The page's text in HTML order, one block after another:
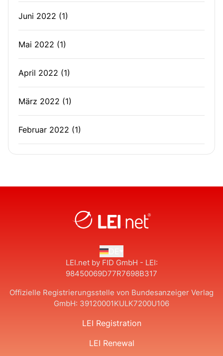
Juni 2022 (1)
Mai 2022 (1)
April 2022 (1)
März 2022 (1)
Februar 2022 (1)
LEI.net by FID GmbH - LEI:
98450069D77R7698B317
Offizielle Registrierungsstelle von Bundesanzeiger Verlag
GmbH: 39120001KULK7200U106
LEI Registration
LEI Renewal